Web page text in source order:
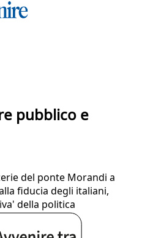
pubblico e
del ponte Morandi a
fiducia degli italiani,
della politica